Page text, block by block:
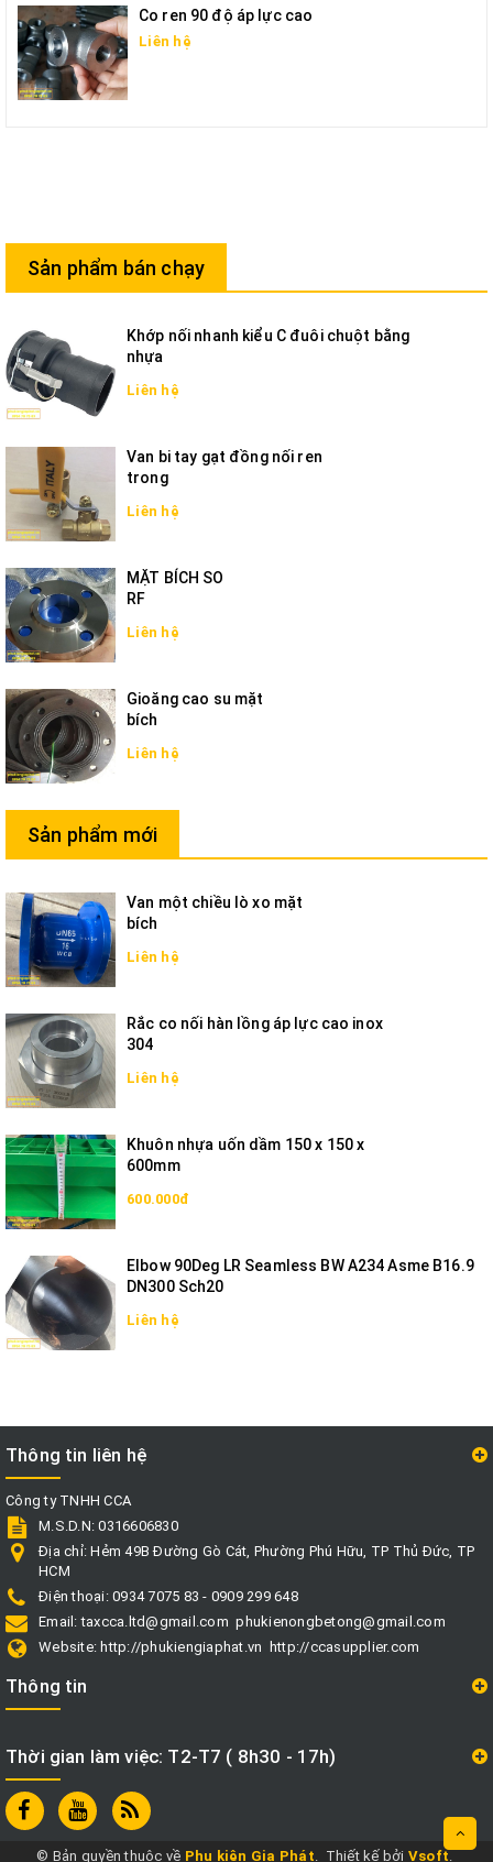
Co ren 90 độ áp lực cao
Liên hệ
Sản phẩm bán chạy
Khớp nối nhanh kiểu C đuôi chuột bằng
nhựa
Liên hệ
Van bi tay gạt đồng nối ren
trong
Liên hệ
MẶT BÍCH SO
RF
Liên hệ
Gioăng cao su mặt
bích
Liên hệ
Sản phẩm mới
Van một chiều lò xo mặt
bích
Liên hệ
Rắc co nối hàn lồng áp lực cao inox
304
Liên hệ
Khuôn nhựa uốn dầm 150 x 150 x
600mm
600.000đ
Elbow 90Deg LR Seamless BW A234 Asme B16.9
DN300 Sch20
Liên hệ
Thông tin liên hệ
Công ty TNHH CCA
M.S.D.N: 0316606830
Địa chỉ:Hẻm 49B Đường Gò Cát, Phường Phú Hữu, TP Thủ Đức, TP
HCM
Điện thoại: 0934 7075 83 - 0909 299 648
Email:taxcca.ltd@gmail.com phukienongbetong@gmail.com
Website: http://phukiengiaphat.vn http://ccasupplier.com
Thông tin
Thời gian làm việc: T2-T7 ( 8h30 - 17h)
© Bản quyền thuộc về Phụ kiện Gia Phát Thiết kế bởi Vsoft